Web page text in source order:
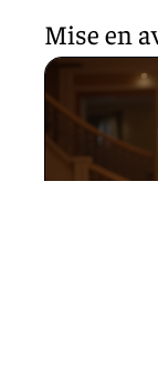
Mise en